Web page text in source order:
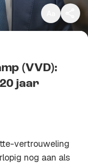
(VVD):
jaar
vertrouweling
nog aan als